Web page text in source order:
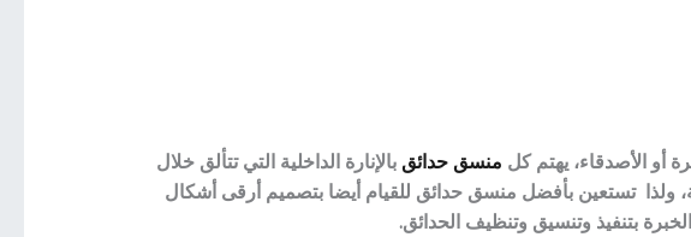
أو الأصدقاء، يهتم كل منسق حدائق بالإنارة الداخلية التي تتألق خلال
ولذا تستعين بأفضل منسق حدائق للقيام أيضا بتصميم أرقى أشكال
بتنفيذ وتنسيق وتنظيف الحدائق.